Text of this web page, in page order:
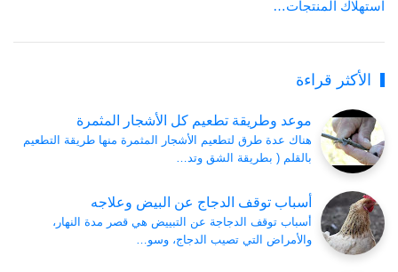
استهلاك المنتجات…
الأكثر قراءة
موعد وطريقة تطعيم كل الأشجار المثمرة
هناك عدة طرق لتطعيم الأشجار المثمرة منها طريقة التطعيم
بالقلم ( بطريقة الشق وتد…
أسباب توقف الدجاج عن البيض وعلاجه
أسباب توقف الدجاجة عن التبييض هي قصر مدة النهار،
والأمراض التي تصيب الدجاج، وسو…